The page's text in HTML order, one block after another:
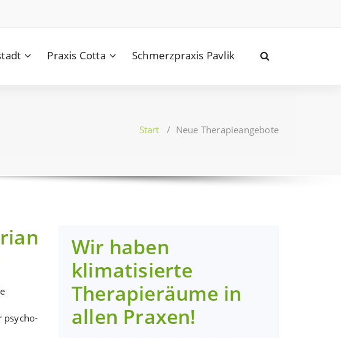
Praxis Cotta Schmerzpraxis Pavlik
Start / Neue Therapieangebote
psycho-
Wir haben
klimatisierte
Therapieräume in
allen Praxen!